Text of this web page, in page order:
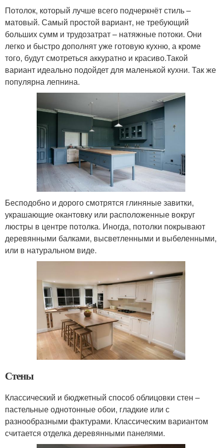
Потолок, который лучше всего подчеркнёт стиль –
матовый. Самый простой вариант, не требующий
больших сумм и трудозатрат – натяжные потоки. Они
легко и быстро дополнят уже готовую кухню, а кроме
того, будут смотреться аккуратно и красиво.Такой
вариант идеально подойдет для маленькой кухни. Так же
популярна лепнина.
Бесподобно и дорого смотрятся глиняные завитки,
украшающие окантовку или расположенные вокруг
люстры в центре потолка. Иногда, потолки покрывают
деревянными балками, высветленными и выбеленными,
или в натуральном виде.
Стены
Классический и бюджетный способ облицовки стен –
пастельные однотонные обои, гладкие или с
разнообразными фактурами. Классическим вариантом
считается отделка деревянными панелями.